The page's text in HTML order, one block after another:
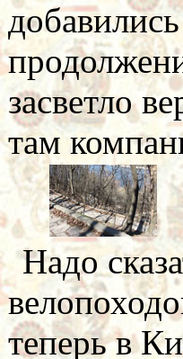
засветло
там
Надо
теперь в